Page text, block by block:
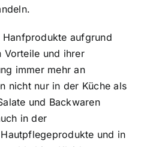
aufgrund
Vorteile und ihrer
immer mehr an
nicht nur in der Küche als
und Backwaren
in der
und in